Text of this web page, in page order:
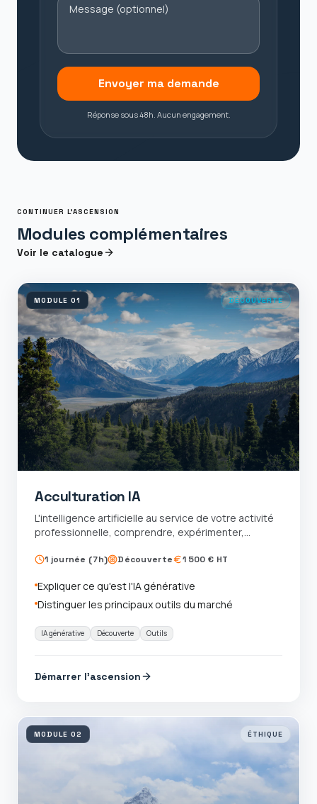
Envoyer ma demande
Réponse sous 48h. Aucun engagement.
CONTINUER L'ASCENSION
Modules complémentaires
Voir le catalogue
MODULE 01 DÉCOUVERTE
Acculturation IA
L'intelligence artificielle au service de votre activité
professionnelle, comprendre, expérimenter,
1 journée (7h) Découverte 1 500 € HT
Expliquer ce qu'est l'IA générative
Distinguer les principaux outils du marché
IA générative Découverte Outils
Démarrer l'ascension
MODULE 02 ÉTHIQUE